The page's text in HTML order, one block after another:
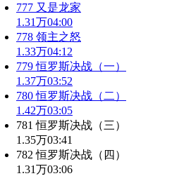
777 又是龙家
1.31万04:00
778 领主之怒
1.33万04:12
779 恒罗斯决战（一）
1.37万03:52
780 恒罗斯决战（二）
1.42万03:05
781 恒罗斯决战（三）
1.35万03:41
782 恒罗斯决战（四）
1.31万03:06